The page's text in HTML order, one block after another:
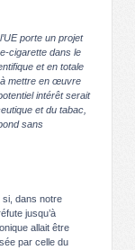
porte un projet
cigarette dans le
et en totale
à mettre en œuvre
intérêt serait
et du tabac,
sans
si, dans notre
jusqu’à
allait être
par celle du